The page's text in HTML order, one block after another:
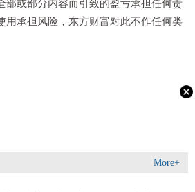
部或部分内容而引致的盈亏承担任何责
用承担风险，东方财富对此不作任何类
More+